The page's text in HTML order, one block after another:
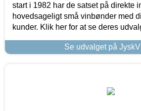
start i 1982 har de satset på direkte
hovedsageligt små vinbønder med
kunder. Klik her for at se deres
Se udvalget på